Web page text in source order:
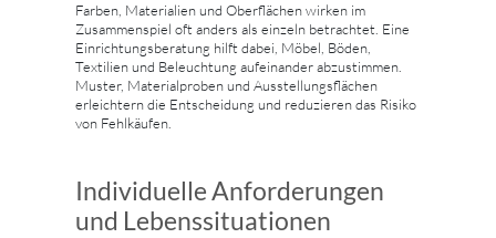
Farben, Materialien und Oberflächen wirken im
Zusammenspiel oft anders als einzeln betrachtet. Eine
Einrichtungsberatung hilft dabei, Möbel, Böden,
Textilien und Beleuchtung aufeinander abzustimmen.
Muster, Materialproben und Ausstellungsflächen
erleichtern die Entscheidung und reduzieren das Risiko
von Fehlkäufen.
Individuelle Anforderungen
und Lebenssituationen